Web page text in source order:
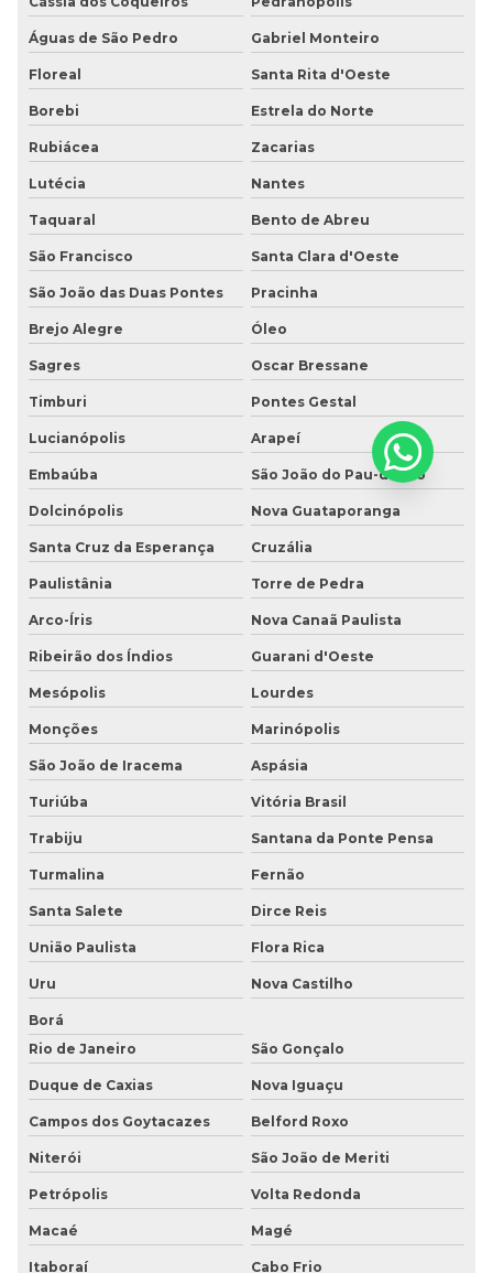
Águas de São Pedro Gabriel Monteiro
Floreal Santa Rita d'Oeste
Borebi Estrela do Norte
Rubiácea Zacarias
Lutécia Nantes
Taquaral Bento de Abreu
São Francisco Santa Clara d'Oeste
São João das Duas Pontes Pracinha
Brejo Alegre Óleo
Sagres Oscar Bressane
Timburi Pontes Gestal
Lucianópolis Arapeí
Embaúba São João do Pau-d'Alho
Dolcinópolis Nova Guataporanga
Santa Cruz da Esperança Cruzália
Paulistânia Torre de Pedra
Arco-Íris Nova Canaã Paulista
Ribeirão dos Índios Guarani d'Oeste
Mesópolis Lourdes
Monções Marinópolis
São João de Iracema Aspásia
Turiúba Vitória Brasil
Trabiju Santana da Ponte Pensa
Turmalina Fernão
Santa Salete Dirce Reis
União Paulista Flora Rica
Uru Nova Castilho
Borá
Rio de Janeiro
São Gonçalo
Duque de Caxias Nova Iguaçu
Campos dos Goytacazes Belford Roxo
Niterói São João de Meriti
Petrópolis Volta Redonda
Macaé Magé
Itaboraí Cabo Frio